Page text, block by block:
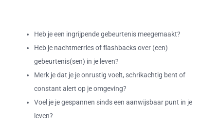
Contact, praktijkinfo
Heb je een ingrijpende gebeurtenis meegemaakt?
Heb je nachtmerries of flashbacks over (een)
gebeurtenis(sen) in je leven?
Merk je dat je je onrustig voelt, schrikachtig bent of
constant alert op je omgeving?
Voel je je gespannen sinds een aanwijsbaar punt in je
leven?